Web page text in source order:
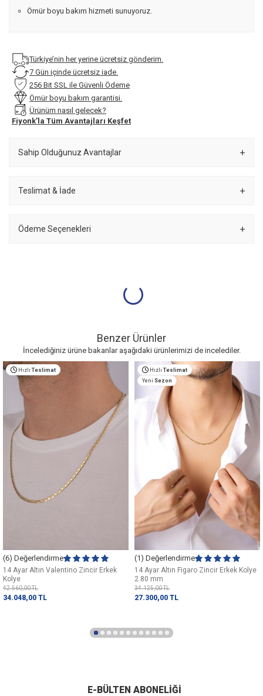
Ömür boyu bakım hizmeti sunuyoruz.
Türkiye’nin her yerine ücretsiz gönderim.
7 Gün içinde ücretsiz iade.
256 Bit SSL ile Güvenli Ödeme
Ömür boyu bakım garantisi.
Ürünüm nasıl gelecek?
Fiyonk’la Tüm Avantajları Keşfet
Sahip Olduğunuz Avantajlar
Teslimat & İade
Ödeme Seçenekleri
Benzer Ürünler
İncelediğiniz ürüne bakanlar aşağıdaki ürünlerimizi de incelediler.
Hızlı Teslimat
(6) Değerlendirme
14 Ayar Altın Valentino Zincir Erkek
Kolye
42.560,00TL
34.048,00 TL
Hızlı Teslimat
Yeni Sezon
(1) Değerlendirme
14 Ayar Altın Figaro Zincir Erkek Kolye
2.80 mm
34.125,00TL
27.300,00 TL
E-BÜLTEN ABONELIĞI